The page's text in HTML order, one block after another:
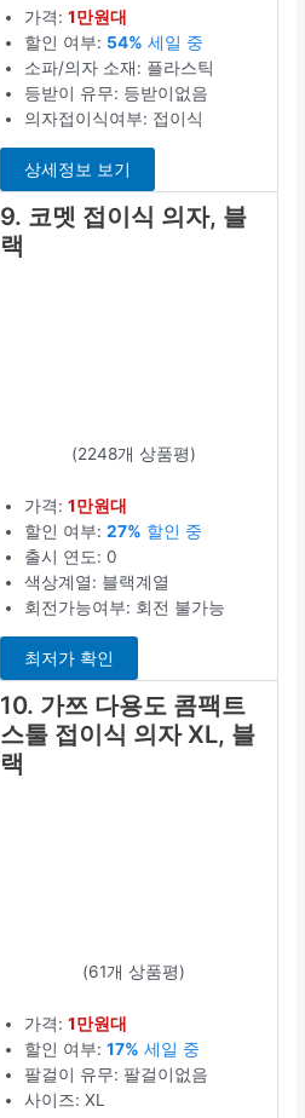
가격:1만원대
할인 여부: 54% 세일 중
소파/의자 소재: 플라스틱
등받이 유무: 등받이없음
의자접이식여부: 접이식
상세정보 보기
9. 코멧 접이식 의자, 블
랙
(2248개 상품평)
가격:1만원대
할인 여부:27% 할인 중
출시 연도: 0
색상계열: 블랙계열
회전가능여부: 회전 불가능
최저가 확인
10. 가쯔 다용도 콤팩트
스툴 접이식 의자 XL, 블
랙
(61개 상품평)
가격:1만원대
할인 여부:17% 세일 중
팔걸이 유무: 팔걸이없음
사이즈: XL